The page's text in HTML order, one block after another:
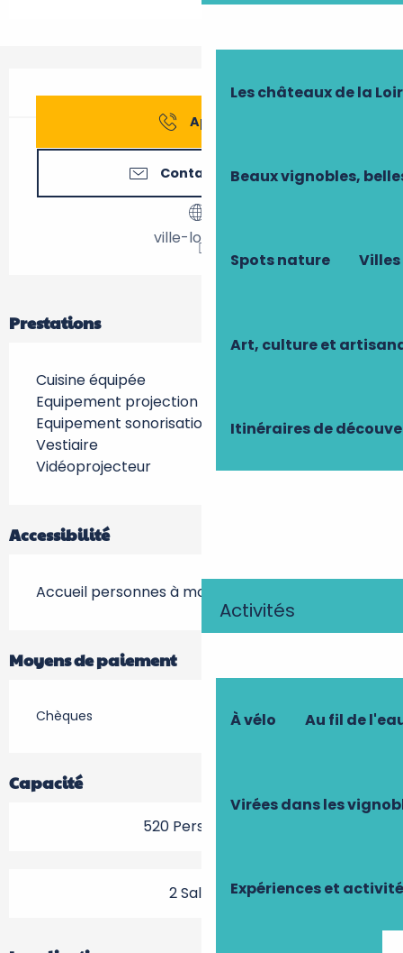
Les châteaux de la
Beaux vignobles,
Spots nature
Art, culture et
Itinéraires de
Activités
À vélo Au fil de
Virées dans les
Expériences et
Ouverture et coordonnées
Appeler
Contactez-nous
ville-loches.fr
Prestations
Cuisine équipée
Equipement projection
Equipement sonorisation
Vestiaire
Vidéoprojecteur
Accessibilité
Accueil personnes à mobilité réduite
Moyens de paiement
Chèques
Capacité
520 Personne(s)
2 Salle(s)